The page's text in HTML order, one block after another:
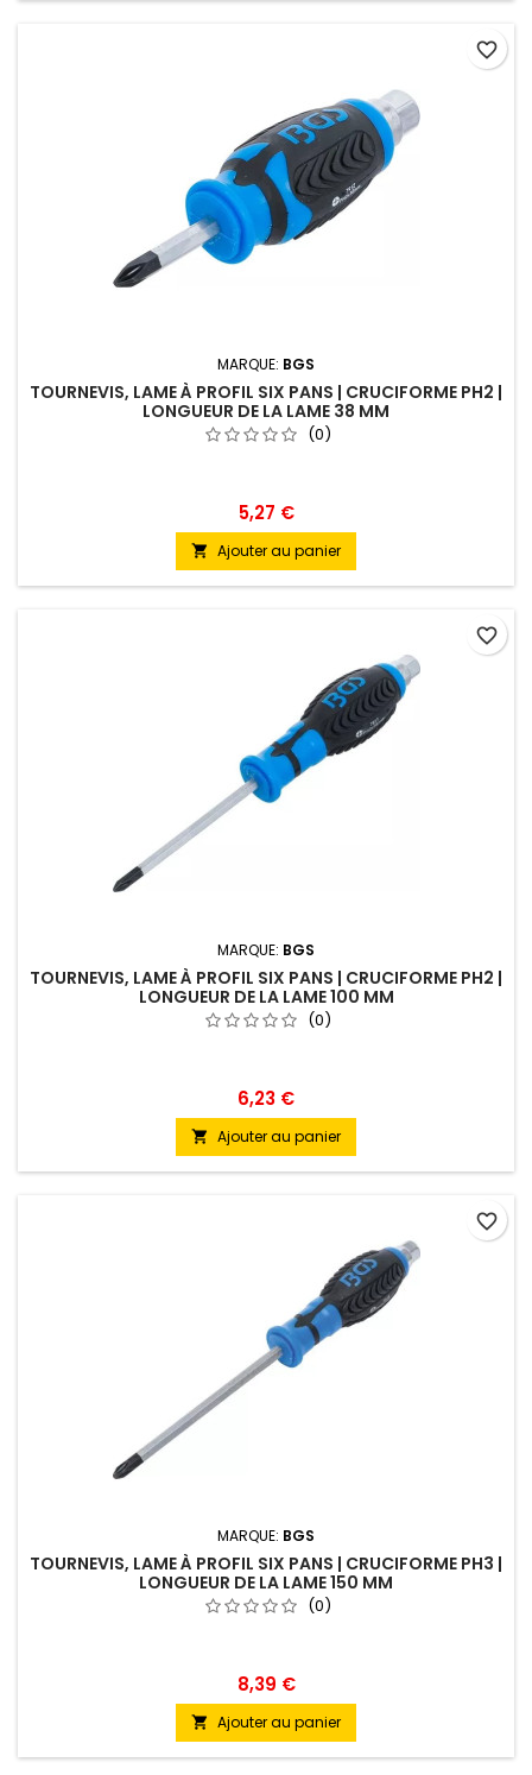
MARQUE: BGS
TOURNEVIS, LAME À PROFIL SIX PANS | CRUCIFORME PH2 |
LONGUEUR DE LA LAME 38 MM
(0)
5,27 €
 Ajouter au panier
favorite_border
MARQUE: BGS
TOURNEVIS, LAME À PROFIL SIX PANS | CRUCIFORME PH2 |
LONGUEUR DE LA LAME 100 MM
(0)
6,23 €
 Ajouter au panier
favorite_border
MARQUE: BGS
TOURNEVIS, LAME À PROFIL SIX PANS | CRUCIFORME PH3 |
LONGUEUR DE LA LAME 150 MM
(0)
8,39 €
 Ajouter au panier
favorite_border